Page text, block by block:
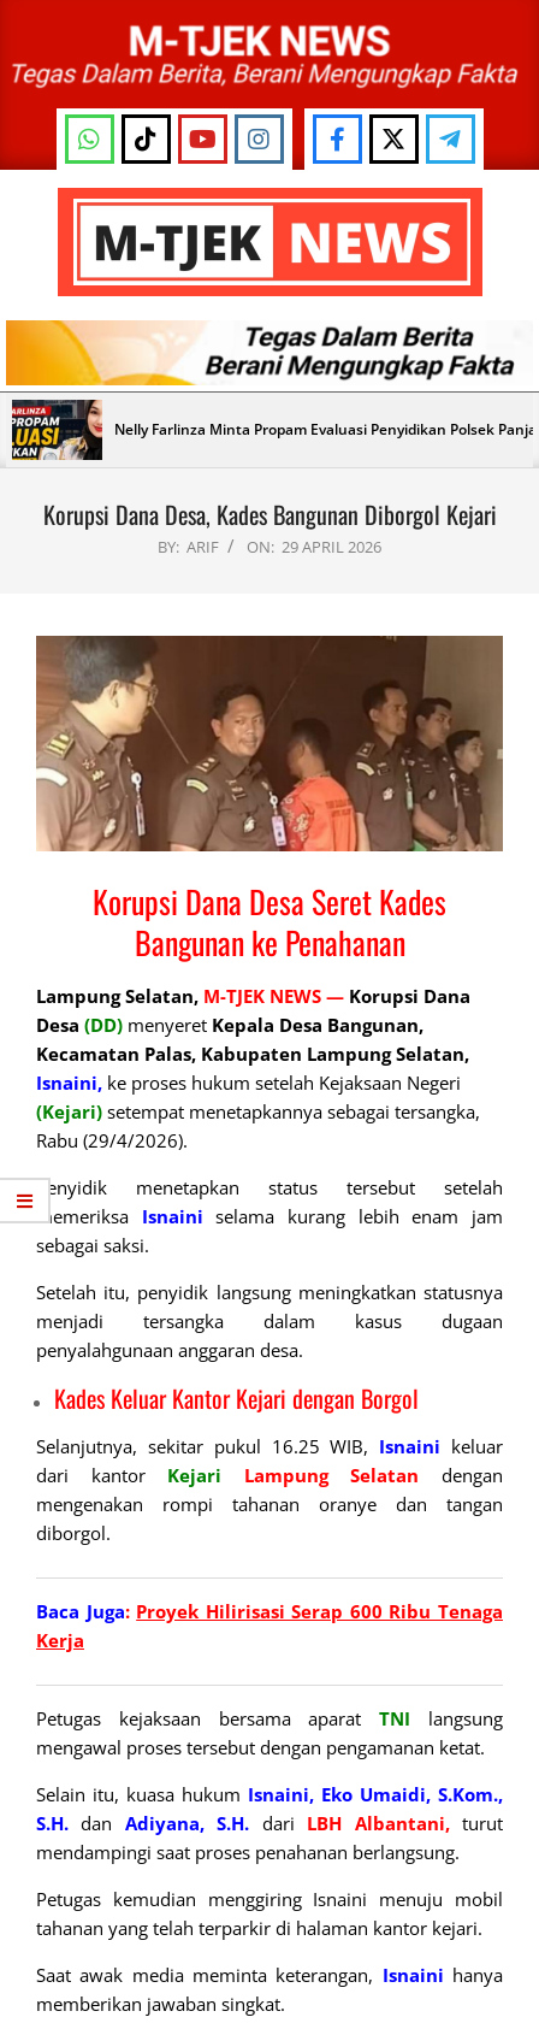
content
M-
TJEK
NEWS
Primary
Navigation
Menu
Nelly Farlinza Minta Propam Evaluasi Penyidikan Polsek
Korupsi Dana Desa, Kades Bangunan Diborgol Kejari
BY: ARIF ON: 29 APRIL 2026
Korupsi Dana Desa Seret Kades
Bangunan ke Penahanan
Lampung Selatan, M-TJEK NEWS — Korupsi Dana
Desa (DD) menyeret Kepala Desa Bangunan,
Kecamatan Palas, Kabupaten Lampung Selatan,
Isnaini, ke proses hukum setelah Kejaksaan Negeri
(Kejari) setempat menetapkannya sebagai tersangka,
Rabu (29/4/2026).
Penyidik menetapkan status tersebut setelah
memeriksa Isnaini selama kurang lebih enam jam
sebagai saksi.
Setelah itu, penyidik langsung meningkatkan statusnya
menjadi tersangka dalam kasus dugaan
penyalahgunaan anggaran desa.
Kades Keluar Kantor Kejari dengan Borgol
Selanjutnya, sekitar pukul 16.25 WIB, Isnaini keluar
dari kantor Kejari Lampung Selatan dengan
mengenakan rompi tahanan oranye dan tangan
diborgol.
Baca Juga: Proyek Hilirisasi Serap 600 Ribu Tenaga
Kerja
Petugas kejaksaan bersama aparatTNI langsung
mengawal proses tersebut dengan pengamanan ketat.
Selain itu, kuasa hukum Isnaini, Eko Umaidi, S.Kom.,
S.H. dan Adiyana, S.H. dari LBH Albantani,turut
mendampingi saat proses penahanan berlangsung.
Petugas kemudian menggiring Isnaini menuju mobil
tahanan yang telah terparkir di halaman kantor kejari.
Saat awak media meminta keterangan, Isnaini hanya
memberikan jawaban singkat.